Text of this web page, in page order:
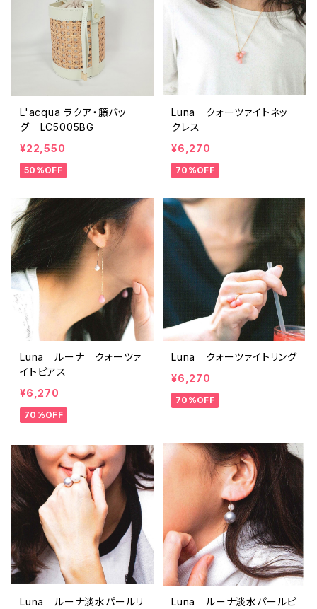
L'acqua ラクア・籐バッ
グ LC5005BG
¥22,550
50%OFF
Luna クォーツァイトネッ
クレス
¥6,270
70%OFF
Luna ルーナ クォーツァ
イトピアス
¥6,270
70%OFF
Luna クォーツァイトリング
¥6,270
70%OFF
Luna ルーナ淡水パールリ Luna ルーナ淡水パールピ